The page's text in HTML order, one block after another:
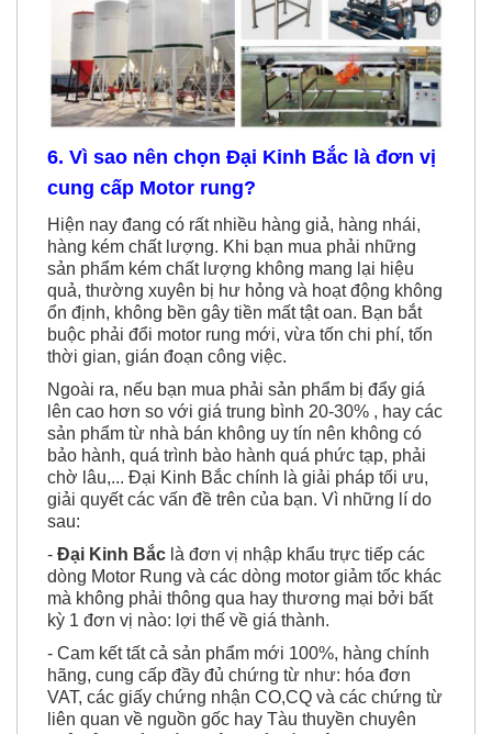
6. Vì sao nên chọn Đại Kinh Bắc là đơn vị
cung cấp Motor rung?
Hiện nay đang có rất nhiều hàng giả, hàng nhái,
hàng kém chất lượng. Khi bạn mua phải những
sản phẩm kém chất lượng không mang lại hiệu
quả, thường xuyên bị hư hỏng và hoạt động không
ổn định, không bền gây tiền mất tật oan. Bạn bắt
buộc phải đổi motor rung mới, vừa tốn chi phí, tốn
thời gian, gián đoạn công việc.
Ngoài ra, nếu bạn mua phải sản phẩm bị đẩy giá
lên cao hơn so với giá trung bình 20-30% , hay các
sản phẩm từ nhà bán không uy tín nên không có
bảo hành, quá trình bào hành quá phức tạp, phải
chờ lâu,... Đại Kinh Bắc chính là giải pháp tối ưu,
giải quyết các vấn đề trên của bạn. Vì những lí do
sau:
-Đại Kinh Bắc
dòng Motor Rung và các dòng motor giảm tốc khác
mà không phải thông qua hay thương mại bởi bất
kỳ 1 đơn vị nào: lợi thế về giá thành.
- Cam kết tất cả sản phẩm mới 100%, hàng chính
hãng, cung cấp đầy đủ chứng từ như: hóa đơn
VAT, các giấy chứng nhận CO,CQ và các chứng từ
liên quan về nguồn gốc hay Tàu thuyền chuyên
chở sản phẩm này nhập khẩu về Việt Nam